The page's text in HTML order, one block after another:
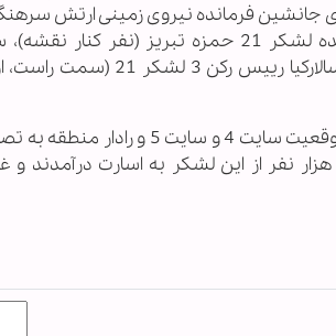
(نفر وسط) در حال ارائه طرح عملیاتی نصر3 برای جانشین فرمانده
لباس تیره)، سرهنگ حسین حسنی سعدی فرمانده لشکر 21
جانشین لشکر 21 حمزه، سرهنگ دوم
در این مرحله از عملیات، ارتفاعات ابوصلیبی
هزار نفر از این لشکر به اسارت درآمدند